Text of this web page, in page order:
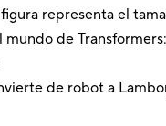
representa el
mundo de
de robot a